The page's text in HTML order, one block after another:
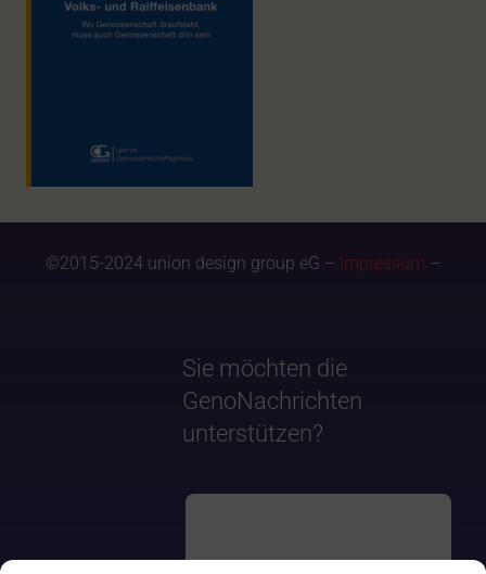
©2015-2024 union design group eG – Impressum –
Sie möchten die
GenoNachrichten
unterstützen?